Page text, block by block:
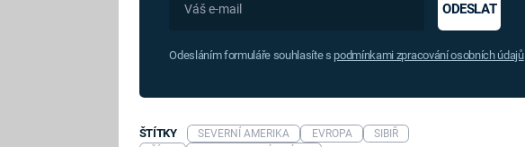
ODESLAT
Odesláním formuláře souhlasíte s podmínkami zpracování osobních údajů
ŠTÍTKY SEVERNÍ AMERIKA EVROPA
SIBIŘ